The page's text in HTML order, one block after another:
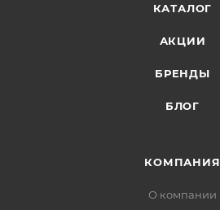
КАТАЛОГ
АКЦИИ
БРЕНДЫ
БЛОГ
КОМПАНИЯ
О компании